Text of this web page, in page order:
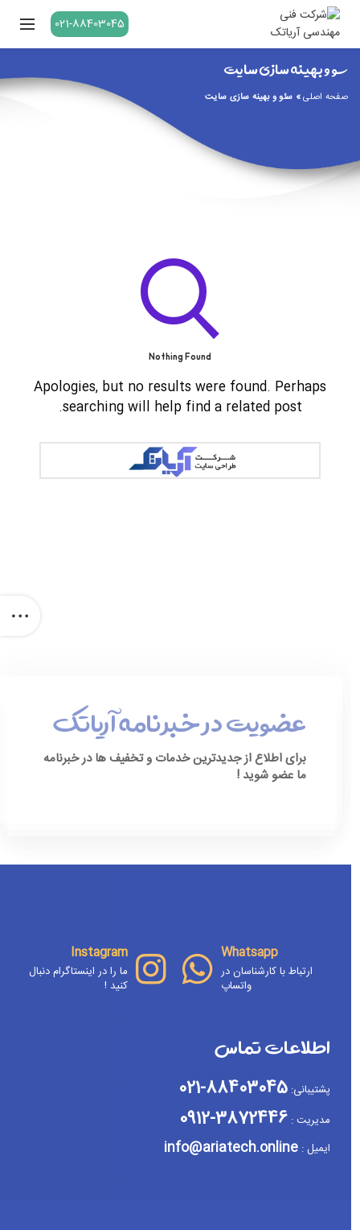
021-88403045
سئو و بهینه سازی سایت
صفحه اصلی» سئو و بهینه سازی سایت
Nothing Found
Apologies, but no results were found. Perhaps
searching will help find a related post.
عضویت در خبرنامه آریاتک
برای اطلاع از جدیدترین خدمات و تخفیف ها در خبرنامه
ما عضو شوید !
Whatsapp
ارتباط با کارشناسان در
واتساپ
Instagram
ما را در اینستاگرام دنبال
کنید !
اطلاعات تماس
پشتیبانی:88403045-021
مدیریت :3872446-0912
ایمیل :info@ariatech.online